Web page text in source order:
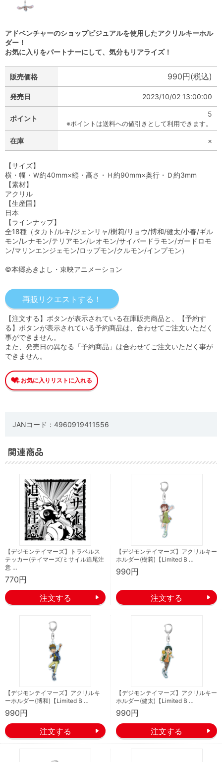
アドベンチャーのショップビジュアルを使用したアクリルキーホル
ダー！
お気に入りをパートナーにして、気分もリアライズ！
販売価格 990円(税込)
発売日 2023/10/02 13:00:00
ポイント
5
※ポイントは送料への値引きとして利用できます。
在庫 ×
【サイズ】
横・幅・Ｗ約40mm×縦・高さ・Ｈ約90mm×奥行・Ｄ約3mm
【素材】
アクリル
【生産国】
日本
【ラインナップ】
全18種（タカト/ルキ/ジェンリャ/樹莉/リョウ/博和/健太/小春/ギル
モン/レナモン/テリアモン/レオモン/サイバードラモン/ガードロモ
ン/マリンエンジェモン/ロップモン/クルモン/インプモン）
©本郷あきよし・東映アニメーション
【注文する】ボタンが表示されている在庫販売商品と、【予約す
る】ボタンが表示されている予約商品は、合わせてご注文いただく
事ができません。
また、発売日の異なる「予約商品」は合わせてご注文いただく事が
できません。
JANコード：4960919411556
関連商品
【デジモンテイマーズ】トラベルス
テッカー(テイマーズ/ミサイル追尾注
意 …
770円
【デジモンテイマーズ】アクリルキー
ホルダー(樹莉)【Limited B …
990円
【デジモンテイマーズ】アクリルキ
ーホルダー(博和)【Limited B …
990円
【デジモンテイマーズ】アクリルキー
ホルダー(健太)【Limited B …
990円